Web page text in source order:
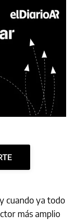
cuando ya todo
más amplio